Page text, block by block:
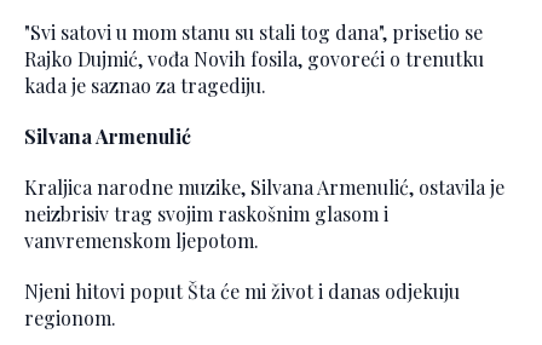
"Svi satovi u mom stanu su stali tog dana", prisetio se
Rajko Dujmić, vođa Novih fosila, govoreći o trenutku
kada je saznao za tragediju.
Silvana Armenulić
Kraljica narodne muzike, Silvana Armenulić, ostavila je
neizbrisiv trag svojim raskošnim glasom i
vanvremenskom ljepotom.
Njeni hitovi poput Šta će mi život i danas odjekuju
regionom.